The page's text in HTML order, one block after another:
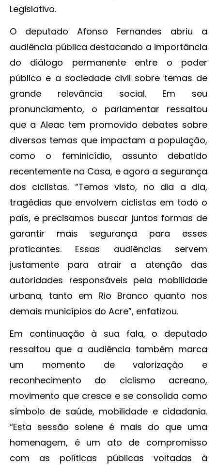
Legislativo.
O deputado Afonso Fernandes abriu a
audiência pública destacando a importância
do diálogo permanente entre o poder
público e a sociedade civil sobre temas de
grande relevância social. Em seu
pronunciamento, o parlamentar ressaltou
que a Aleac tem promovido debates sobre
diversos temas que impactam a população,
como o feminicídio, assunto debatido
recentemente na Casa, e agora a segurança
dos ciclistas. “Temos visto, no dia a dia,
tragédias que envolvem ciclistas em todo o
país, e precisamos buscar juntos formas de
garantir mais segurança para esses
praticantes. Essas audiências servem
justamente para atrair a atenção das
autoridades responsáveis pela mobilidade
urbana, tanto em Rio Branco quanto nos
demais municípios do Acre”, enfatizou.
Em continuação à sua fala, o deputado
ressaltou que a audiência também marca
um momento de valorização e
reconhecimento do ciclismo acreano,
movimento que cresce e se consolida como
símbolo de saúde, mobilidade e cidadania.
“Esta sessão solene é mais do que uma
homenagem, é um ato de compromisso
com as políticas públicas voltadas à